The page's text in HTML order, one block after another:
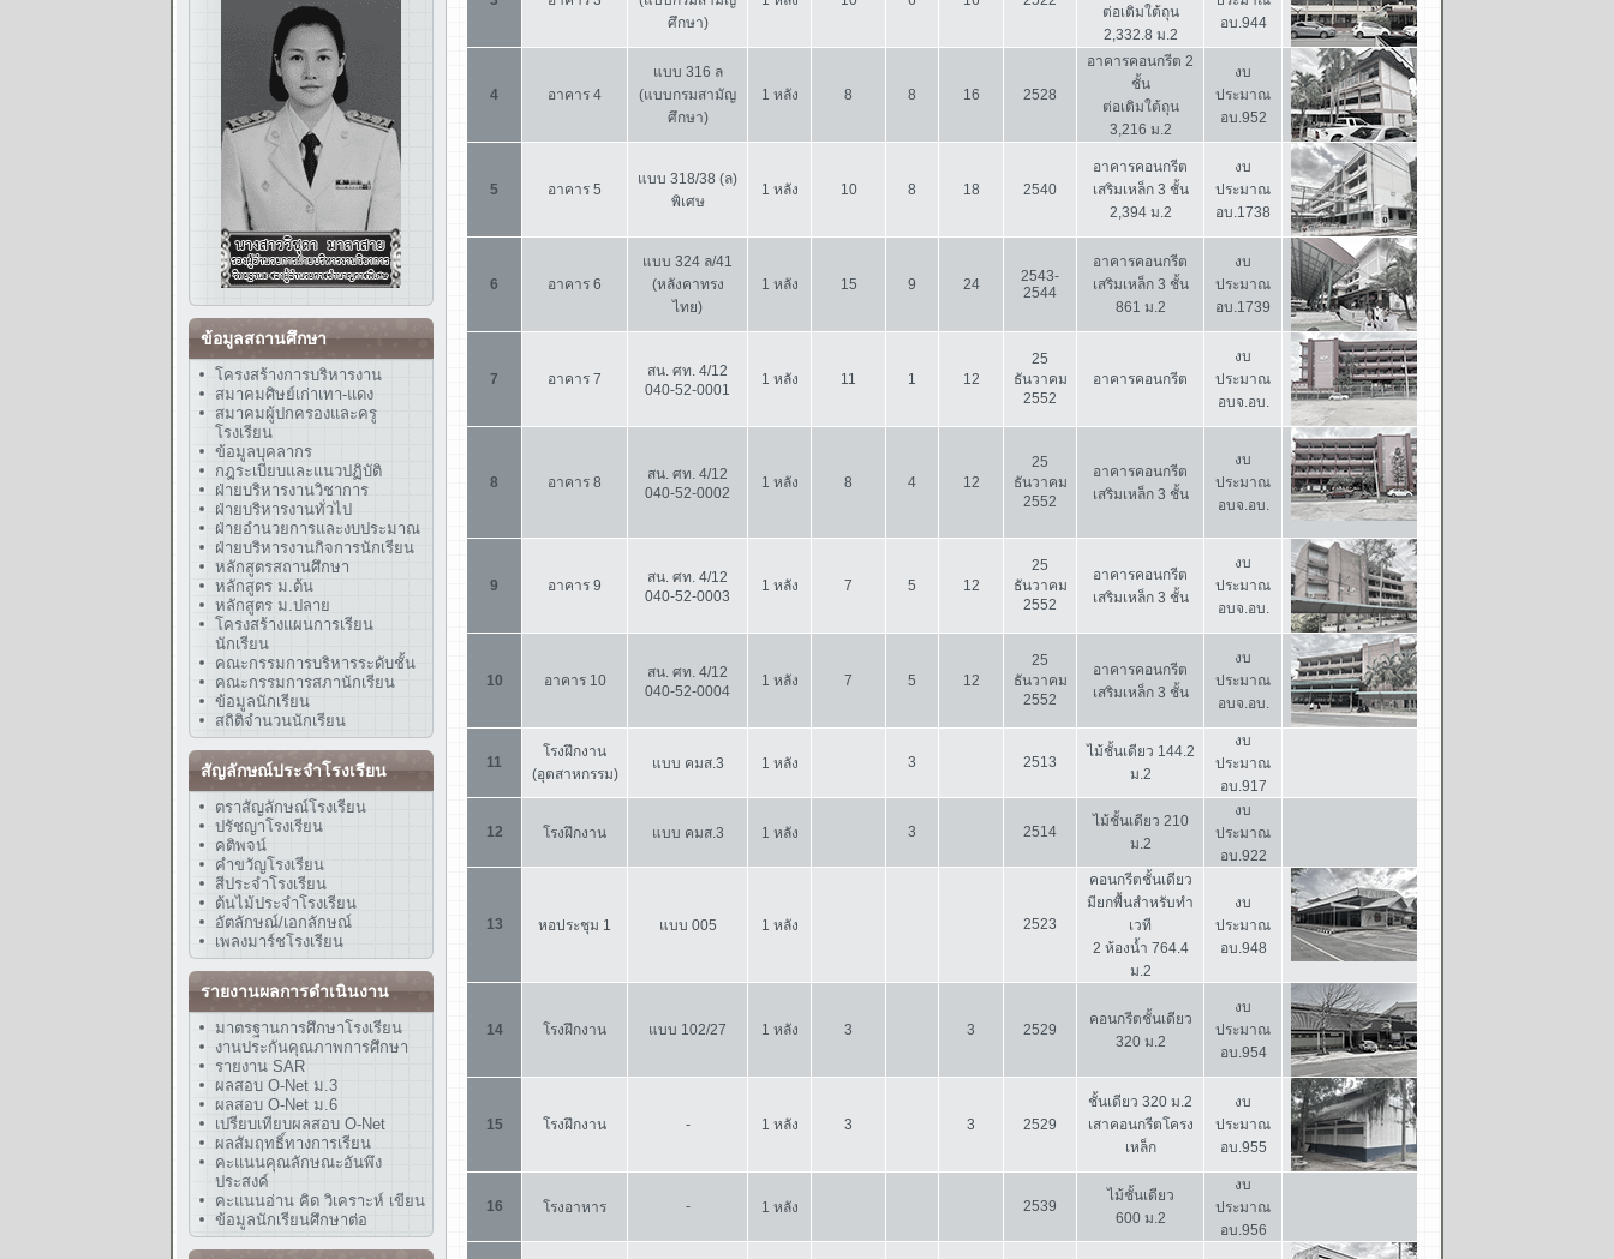
ข้อมูลสถานศึกษา
โครงสร้างการบริหารงาน
สมาคมศิษย์เก่าเทา-แดง
สมาคมผู้ปกครองและครู
โรงเรียน
ข้อมูลบุคลากร
กฎระเบียบและแนวปฏิบัติ
ฝ่ายบริหารงานวิชาการ
ฝ่ายบริหารงานทั่วไป
ฝ่ายอำนวยการและงบประมาณ
ฝ่ายบริหารงานกิจการนักเรียน
หลักสูตรสถานศึกษา
หลักสูตร ม.ต้น
หลักสูตร ม.ปลาย
โครงสร้างแผนการเรียน
นักเรียน
คณะกรรมการบริหารระดับชั้น
คณะกรรมการสภานักเรียน
ข้อมูลนักเรียน
สถิติจำนวนนักเรียน
สัญลักษณ์ประจำโรงเรียน
ตราสัญลักษณ์โรงเรียน
ปรัชญาโรงเรียน
คติพจน์
คำขวัญโรงเรียน
สีประจำโรงเรียน
ต้นไม้ประจำโรงเรียน
อัตลักษณ์/เอกลักษณ์
เพลงมาร์ชโรงเรียน
รายงานผลการดำเนินงาน
มาตรฐานการศึกษาโรงเรียน
งานประกันคุณภาพการศึกษา
รายงาน SAR
ผลสอบ O-Net ม.3
ผลสอบ O-Net ม.6
เปรียบเทียบผลสอบ O-Net
ผลสัมฤทธิ์ทางการเรียน
คะแนนคุณลักษณะอันพึง
ประสงค์
คะแนนอ่าน คิด วิเคราะห์ เขียน
ข้อมูลนักเรียนศึกษาต่อ